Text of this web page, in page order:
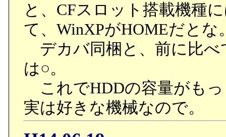
と、CFスロット搭載機種
て、WinXPがHOMEだと
デカバ同梱と、前に比べ
は○。
これでHDDの容量がも
実は好きな機械なので。